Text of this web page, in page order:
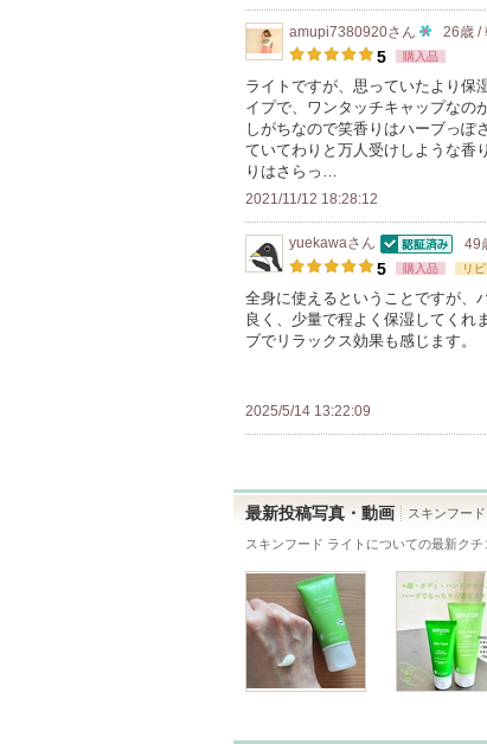
ま
す
り
登
録
さ
れ
ま
す
ン
バ
ー
に
お
気
り
登
録
さ
れ
ま
amupi7380920さん
10
人
以
ン
バ
ー
に
お
録
て
い
ま
す
26歳 /
5 購入品
ライトですが、思っていたより保
イプで、ワンタッチキャップなの
しがちなので笑香りはハーブっぽ
ていてわりと万人受けしような香
りはさらっ…
2021/11/12 18:28:12
yuekawaさん
認証済
49
5 購入品 リ
全身に使えるということですが、
良く、少量で程よく保湿してくれ
ブでリラックス効果も感じます。
2025/5/14 13:22:09
最新投稿写真・動画 スキンフー
スキンフード ライト についての最新クチ